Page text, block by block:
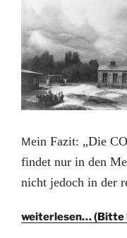
Mein Fazit: „Die
findet nur in den
nicht jedoch in der
weiterlesen… (Bitte